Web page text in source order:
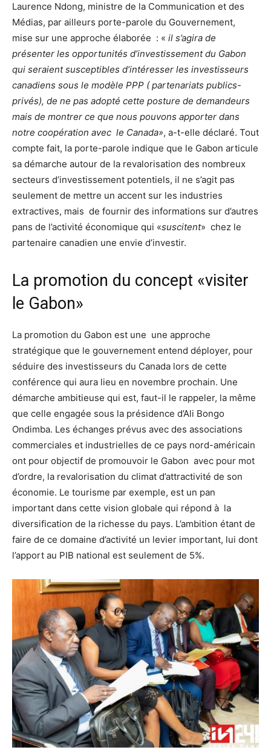
Laurence Ndong, ministre de la Communication et des
Médias, par ailleurs porte-parole du Gouvernement,
mise sur une approche élaborée : « il s’agira de
présenter les opportunités d’investissement du Gabon
qui seraient susceptibles d’intéresser les investisseurs
canadiens sous le modèle PPP ( partenariats publics-
privés), de ne pas adopté cette posture de demandeurs
mais de montrer ce que nous pouvons apporter dans
notre coopération avec le Canada», a-t-elle déclaré. Tout
compte fait, la porte-parole indique que le Gabon articule
sa démarche autour de la revalorisation des nombreux
secteurs d’investissement potentiels, il ne s’agit pas
seulement de mettre un accent sur les industries
extractives, mais de fournir des informations sur d’autres
pans de l’activité économique qui «suscitent» chez le
partenaire canadien une envie d’investir.
La promotion du concept «visiter
le Gabon»
La promotion du Gabon est une une approche
stratégique que le gouvernement entend déployer, pour
séduire des investisseurs du Canada lors de cette
conférence qui aura lieu en novembre prochain. Une
démarche ambitieuse qui est, faut-il le rappeler, la même
que celle engagée sous la présidence d’Ali Bongo
Ondimba. Les échanges prévus avec des associations
commerciales et industrielles de ce pays nord-américain
ont pour objectif de promouvoir le Gabon avec pour mot
d’ordre, la revalorisation du climat d’attractivité de son
économie. Le tourisme par exemple, est un pan
important dans cette vision globale qui répond à la
diversification de la richesse du pays. L’ambition étant de
faire de ce domaine d’activité un levier important, lui dont
l’apport au PIB national est seulement de 5%.